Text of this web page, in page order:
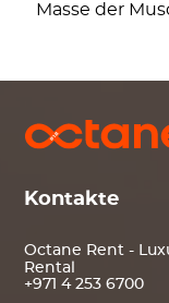
Masse der
Kontakte
Octane Rent -
Rental
+971 4 253 6700